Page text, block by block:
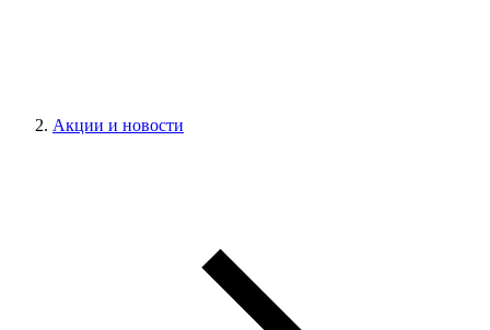
Акции и новости